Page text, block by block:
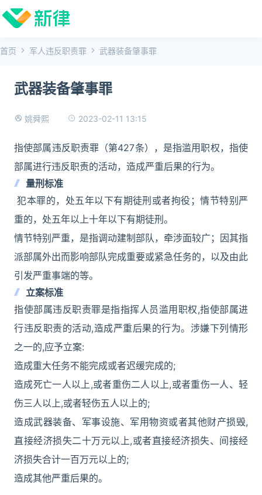
首页 军人违反职责罪 武器装备肇事罪
武器装备肇事罪
姚舜熙 2023-02-11 13:15
指使部属违反职责罪（第427条），是指滥用职权，指使
部属进行违反职责的活动，造成严重后果的行为。
量刑标准
犯本罪的，处五年以下有期徒刑或者拘役；情节特别严
重的，处五年以上十年以下有期徒刑。
情节特别严重，是指调动建制部队，牵涉面较广；因其指
派部属外出而影响部队完成重要或紧急任务的，以及由此
引发严重事端的等。
立案标准
指使部属违反职责罪是指指挥人员滥用职权,指使部属进
行违反职责的活动,造成严重后果的行为。涉嫌下列情形
之一的,应予立案:
造成重大任务不能完成或者迟缓完成的;
造成死亡一人以上,或者重伤二人以上,或者重伤一人、轻
伤三人以上,或者轻伤五人以上的;
造成武器装备、军事设施、军用物资或者其他财产损毁,
直接经济损失二十万元以上,或者直接经济损失、间接经
济损失合计一百万元以上的;
造成其他严重后果的。